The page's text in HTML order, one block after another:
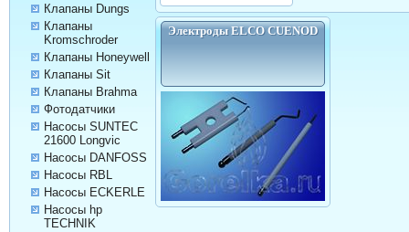
Клапаны Dungs
Клапаны
Kromschroder
Клапаны Honeywell
Клапаны Sit
Клапаны Brahma
Фотодатчики
Насосы SUNTEC
21600 Longvic
Насосы DANFOSS
Насосы RBL
Насосы ECKERLE
Насосы hp
TECHNIK
Электроды ELCO CUENOD